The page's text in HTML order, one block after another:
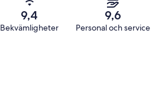
9,4
Bekvämligheter
9,6
Personal och service